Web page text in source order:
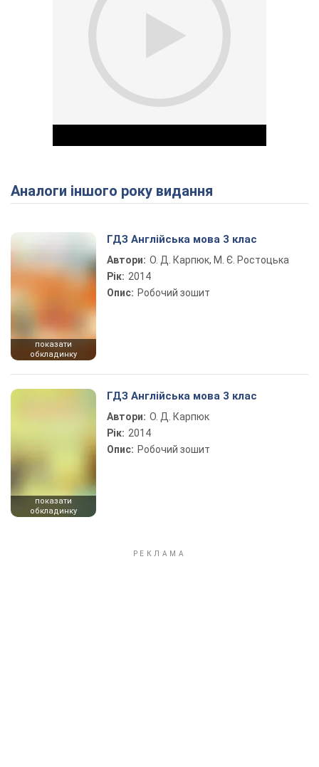
Play Video
Аналоги іншого року видання
показати
обкладинку
ГДЗ Англійська мова 3 клас
Автори: О. Д. Карпюк, М. Є. Ростоцька
Рік: 2014
Опис: Робочий зошит
показати
обкладинку
ГДЗ Англійська мова 3 клас
Автори: О. Д. Карпюк
Рік: 2014
Опис: Робочий зошит